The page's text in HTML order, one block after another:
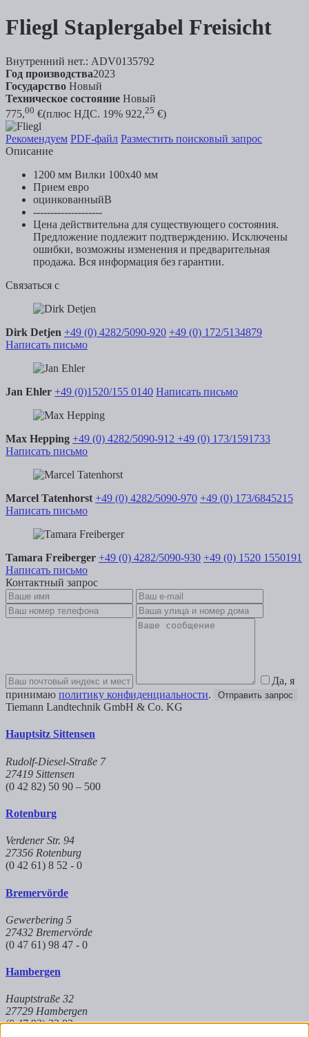
Fliegl Staplergabel Freisicht
Внутренний нет.: ADV0135792
Год производства2023
Государство Новый
Техническое состояние Новый
775,00 €(плюс НДС. 19% 922,25 €)
Рекомендуем PDF-файл Разместить поисковый запрос
Описание
1200 мм Вилки 100x40 мм
Прием евро
оцинкованныйВ
--------------------
Цена действительна для существующего состояния.
Предложение подлежит подтверждению. Исключены
ошибки, возможны изменения и предварительная
продажа. Вся информация без гарантии.
Связаться с
Dirk Detjen +49 (0) 4282/5090-920 +49 (0) 172/5134879
Написать письмо
Jan Ehler +49 (0)1520/155 0140 Написать письмо
Max Hepping +49 (0) 4282/5090-912 +49 (0) 173/1591733
Написать письмо
Marcel Tatenhorst +49 (0) 4282/5090-970 +49 (0) 173/6845215
Написать письмо
Tamara Freiberger +49 (0) 4282/5090-930 +49 (0) 1520 1550191
Написать письмо
Контактный запрос
Да, я
принимаю политику конфиденциальности. Отправить запрос
Tiemann Landtechnik GmbH & Co. KG
Hauptsitz Sittensen
Rudolf-Diesel-Straße 7
27419 Sittensen
(0 42 82) 50 90 – 500
Rotenburg
Verdener Str. 94
27356 Rotenburg
(0 42 61) 8 52 - 0
Bremervörde
Gewerbering 5
27432 Bremervörde
(0 47 61) 98 47 - 0
Hambergen
Hauptstraße 32
27729 Hambergen
(0 47 93) 22 83